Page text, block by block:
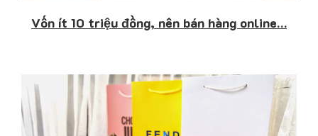
Vốn ít 10 triệu đồng, nên bán hàng online…